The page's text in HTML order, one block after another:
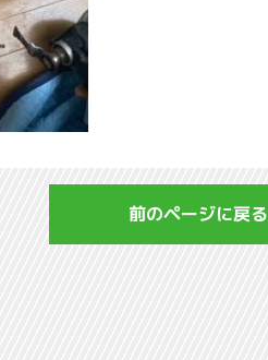
前のページに戻る